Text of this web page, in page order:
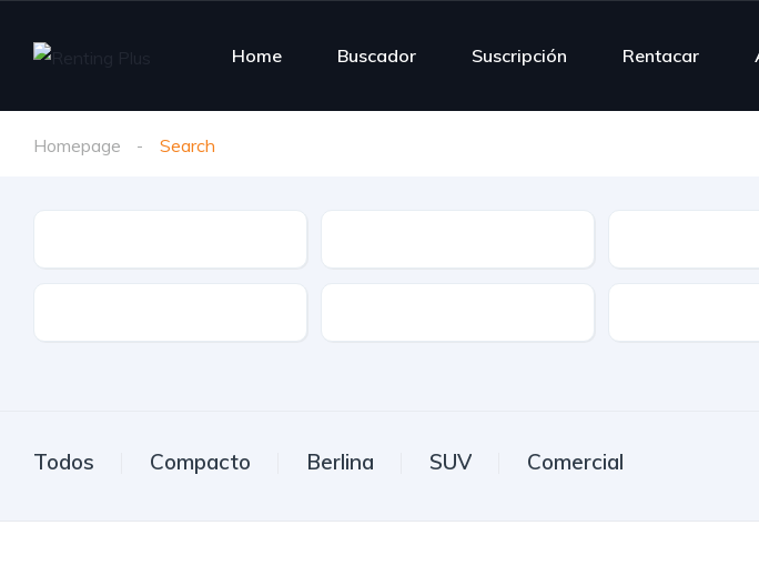
Home Buscador Suscripción Rentacar
Homepage Search
Todos Compacto Berlina SUV Comercial